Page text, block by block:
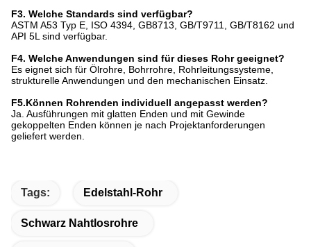
F3. Welche Standards sind verfügbar?
ASTM A53 Typ E, ISO 4394, GB8713, GB/T9711, GB/T8162 und
API 5L sind verfügbar.
F4. Welche Anwendungen sind für dieses Rohr geeignet?
Es eignet sich für Ölrohre, Bohrrohre, Rohrleitungssysteme,
strukturelle Anwendungen und den mechanischen Einsatz.
F5.Können Rohrenden individuell angepasst werden?
Ja. Ausführungen mit glatten Enden und mit Gewinde
gekoppelten Enden können je nach Projektanforderungen
geliefert werden.
Tags: Edelstahl-Rohr
Schwarz Nahtlosrohre